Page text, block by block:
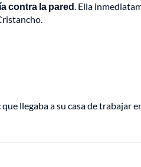
contra la pared. Ella
llegaba a su casa de trabajar